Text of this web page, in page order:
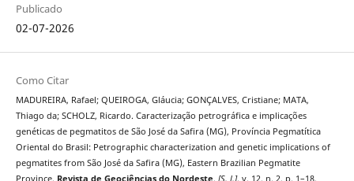
Publicado
02-07-2026
Como Citar
MADUREIRA, Rafael; QUEIROGA, Gláucia; GONÇALVES, Cristiane; MATA,
Thiago da; SCHOLZ, Ricardo. Caracterização petrográfica e implicações
genéticas de pegmatitos de São José da Safira (MG), Província Pegmatítica
Oriental do Brasil: Petrographic characterization and genetic implications of
pegmatites from São José da Safira (MG), Eastern Brazilian Pegmatite